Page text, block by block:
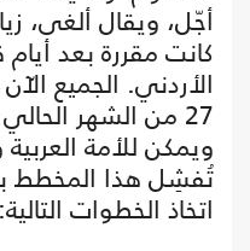
أجّل، ويقال ألغى،
كانت مقررة بعد أيام
الأردني. الجميع
27 من الشهر
ويمكن للأمة
تُفشِل هذا المخطط
اتخاذ الخطوات التالية: